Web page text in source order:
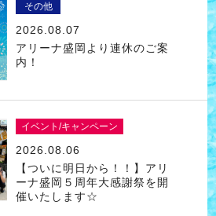
その他
2026.08.07
アリーナ盛岡より連休のご案
内！
イベント/キャンペーン
2026.08.06
【ついに明日から！！】アリ
ーナ盛岡５周年大感謝祭を開
催いたします☆